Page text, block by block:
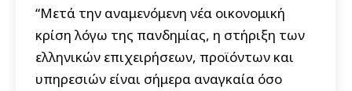
“Μετά την αναμενόμενη νέα οικονομική
κρίση λόγω της πανδημίας, η στήριξη των
ελληνικών επιχειρήσεων, προϊόντων και
υπηρεσιών είναι σήμερα αναγκαία όσο